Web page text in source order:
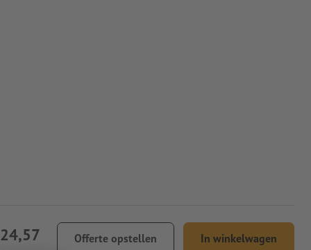
Offerte opstellen In winkelwagen